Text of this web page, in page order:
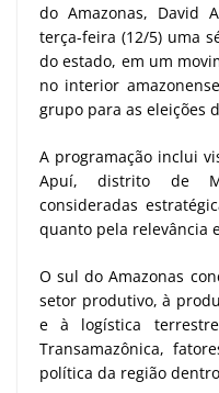
do Amazonas, David
terça-feira (12/5) uma
do estado, em um
no interior
grupo para as eleições
A programação inclui
Apuí, distrito de
consideradas
quanto pela relevância
O sul do Amazonas
setor produtivo, à
e à logística
Transamazônica,
política da região